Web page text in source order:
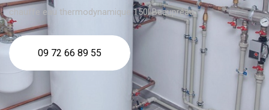
chauffe eau thermodynamique 150l Beaupréau
09 72 66 89 55